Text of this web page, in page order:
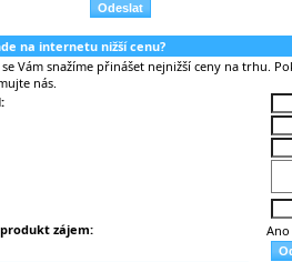
na internetu nižší cenu?
Vám snažíme přinášet nejnižší ceny na trhu.
nás.
zájem:
Ano